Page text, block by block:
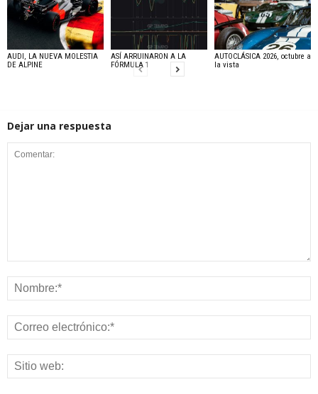
AUDI, LA NUEVA MOLESTIA
DE ALPINE
ASÍ ARRUINARON A LA
FÓRMULA 1
AUTOCLÁSICA 2026, octubre a
la vista
Dejar una respuesta